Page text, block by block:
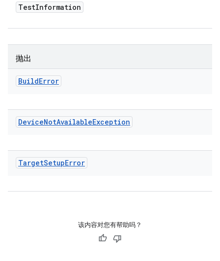
TestInformation
抛出
BuildError
DeviceNotAvailableException
TargetSetupError
该内容对您有帮助吗？